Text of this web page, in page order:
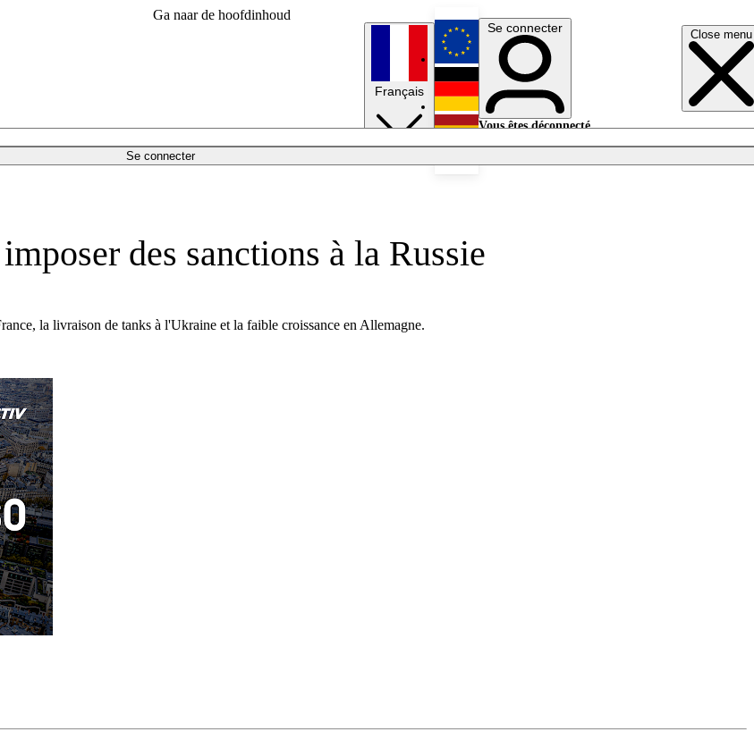
Ga naar de hoofdinhoud
Close menu
Se connecter
Français
English
Deutsch
Se connecter
Vous êtes déconnecté.
des sanctions à la Russie
la livraison de tanks à l'Ukraine et la faible croissance en Allemagne.